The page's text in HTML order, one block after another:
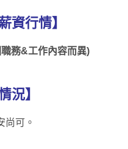
資行情】
務&工作內容而異)
況】
尚可。